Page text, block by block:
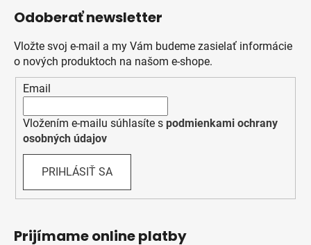
Odoberať newsletter
Vložte svoj e-mail a my Vám budeme zasielať informácie
o nových produktoch na našom e-shope.
Email
Vložením e-mailu súhlasíte s podmienkami ochrany
osobných údajov
PRIHLÁSIŤ SA
Prijímame online platby